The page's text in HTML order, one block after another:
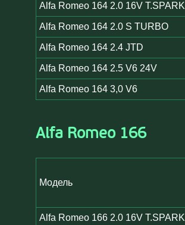
Alfa Romeo 164 2.0 16V T.SPARK
Alfa Romeo 164 2.0 S TURBO
Alfa Romeo 164 2.4 JTD
Alfa Romeo 164 2.5 V6 24V
Alfa Romeo 164 3,0 V6
Alfa Romeo 166
Модель
Alfa Romeo 166 2.0 16V T.SPARK